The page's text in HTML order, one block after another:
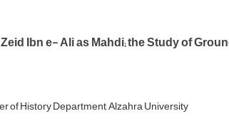
Ibn e- Ali as Mahdi; the Study of
of History Department, Alzahra University